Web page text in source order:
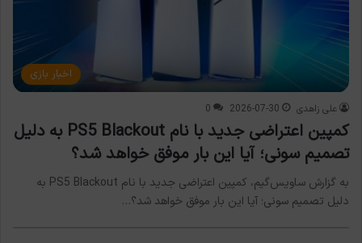
اخبار بازی
علی زاهدی 2026-07-30
0
کمپین اعتراضی جدید با نام PS5 Blackout به دلیل
تصمیم سونی؛ آیا این بار موفق خواهد شد؟
به گزارش ساویس‌گیم، کمپین اعتراضی جدید با نام PS5 Blackout به
دلیل تصمیم سونی؛ آیا این بار موفق خواهد شد؟…